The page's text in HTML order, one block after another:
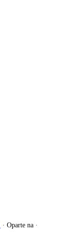
· Oparte na ·